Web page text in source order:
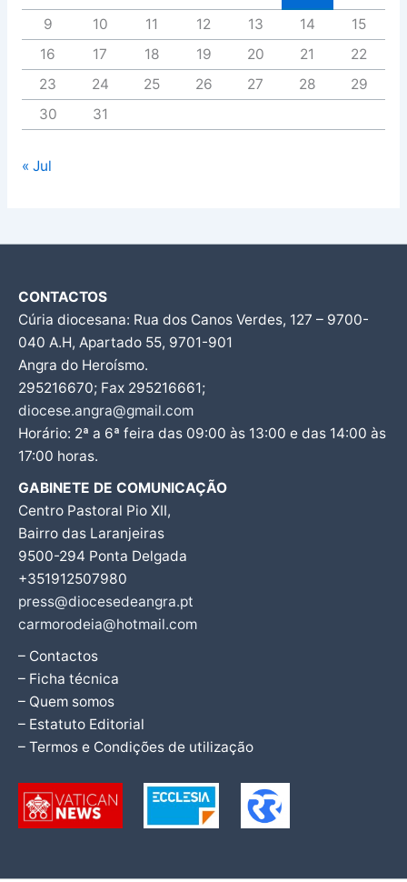
9
10 11 12 13 14
15
16
17 18 19 20 21
22
23
24 25 26 27 28
29
30
31
« Jul
CONTACTOS
Cúria diocesana: Rua dos Canos Verdes, 127 – 9700-
040 A.H, Apartado 55, 9701-901
Angra do Heroísmo.
295216670; Fax 295216661;
diocese.angra@gmail.com
Horário: 2ª a 6ª feira das 09:00 às 13:00 e das 14:00 às
17:00 horas.
GABINETE DE COMUNICAÇÃO
Centro Pastoral Pio XII,
Bairro das Laranjeiras
9500-294 Ponta Delgada
+351912507980
press@diocesedeangra.pt
carmorodeia@hotmail.com
– Contactos
– Ficha técnica
– Quem somos
– Estatuto Editorial
– Termos e Condições de utilização